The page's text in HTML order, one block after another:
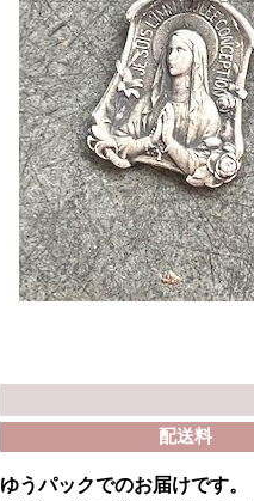
配送料
ゆうパックでのお届けです。